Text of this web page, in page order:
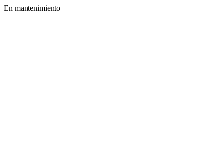
En mantenimiento